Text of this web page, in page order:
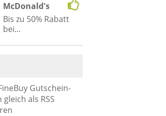
McDonald's
Bis zu 50% Rabatt
bei...
Gutschein-
als RSS